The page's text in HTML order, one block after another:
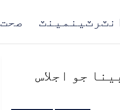
صحت
جو اجلاس